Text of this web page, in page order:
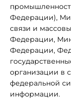
Федерации),
связи и
Федерации,
Федерации,
организации в
федеральной
информации.